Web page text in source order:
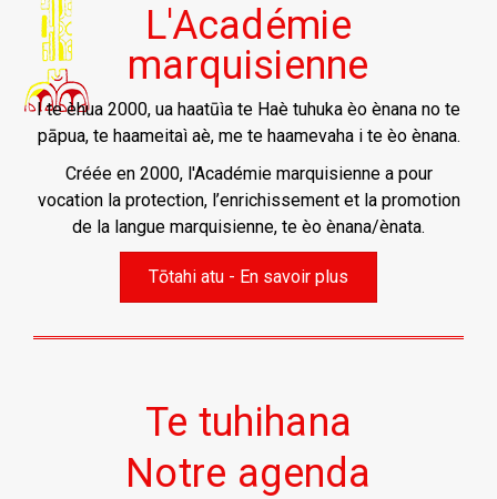
L'Académie
marquisienne
I te èhua 2000, ua haatūìa te Haè tuhuka èo ènana no te
pāpua, te haameitaì aè, me te haamevaha i te èo ènana.
Créée en 2000, l'Académie marquisienne a pour
vocation la protection, l’enrichissement et la promotion
de la langue marquisienne, te èo ènana/ènata.
Tōtahi atu - En savoir plus
Te tuhihana
Notre agenda